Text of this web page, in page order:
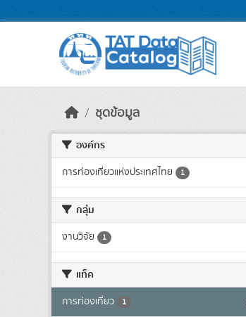
ชุดข้อมูล
องค์กร
การท่องเที่ยวแห่งประเทศไทย 1
กลุ่ม
งานวิจัย 1
แท็ค
การท่องเที่ยว 1